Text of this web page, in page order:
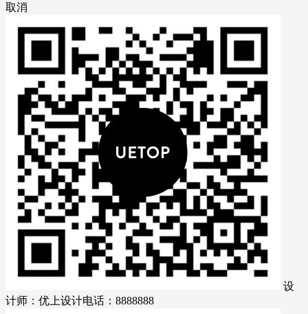
取消
设
计师：优上设计电话：8888888